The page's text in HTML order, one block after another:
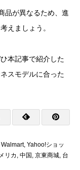
品が異なるため、進
えましょう。
本記事で紹介した
スモデルに合った
Walmart, Yahoo!ショッ
リカ , 中国, 京東商城, 台